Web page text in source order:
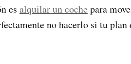
es alquilar un coche para
no hacerlo si tu plan